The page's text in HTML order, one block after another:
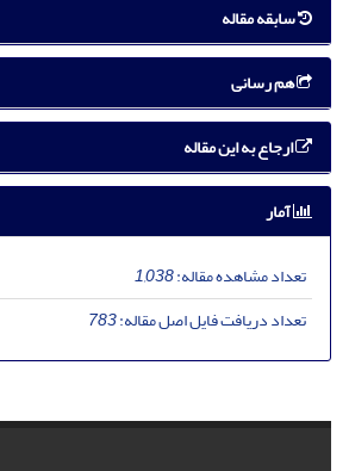
سابقه مقاله
هم رسانی
ارجاع به این مقاله
آمار
تعداد مشاهده مقاله:1,038
تعداد دریافت فایل اصل مقاله:783